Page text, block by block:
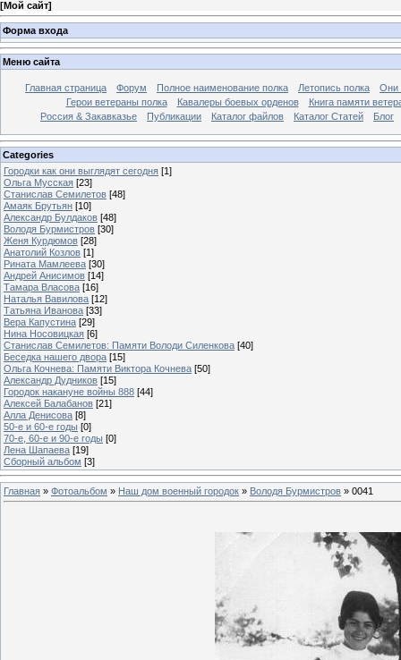
[Мой сайт]
Форма входа
Меню сайта
Главная страница Форум Полное наименование полка Летопись полка
Они
Герои ветераны полка
Кавалеры боевых орденов
Книга памяти
Россия & Закавказье
Публикации Каталог файлов Каталог Cтатей Блог
Categories
Городки как они выглядят сегодня [1]
Ольга Мусская [23]
Станислав Семилетов [48]
Амаяк Брутьян [10]
Александр Булдаков [48]
Володя Бурмистров [30]
Женя Курдюмов [28]
Анатолий Козлов [1]
Рината Мамлеева [30]
Андрей Анисимов [14]
Тамара Власова [16]
Наталья Вавилова [12]
Татьяна Иванова [33]
Вера Капустина [29]
Нина Носовицкая [6]
Станислав Семилетов: Памяти Володи Силенкова [40]
Беседка нашего двора [15]
Ольга Кочнева: Памяти Виктора Кочнева [50]
Александр Дудников [15]
Городок накануне войны 888 [44]
Алексей Балабанов [21]
Алла Денисова [8]
50-е и 60-е годы [0]
70-е, 60-е и 90-е годы [0]
Лена Шапаева [19]
Сборный альбом [3]
Главная » Фотоальбом » Наш дом военный городок » Володя Бурмистров » 0041